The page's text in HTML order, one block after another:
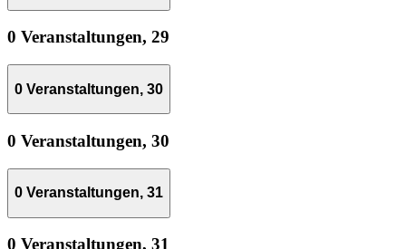
0 Veranstaltungen, 29
0 Veranstaltungen, 30
0 Veranstaltungen, 30
0 Veranstaltungen, 31
0 Veranstaltungen, 31